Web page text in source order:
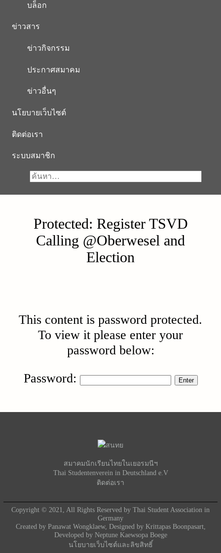
บล็อก
ข่าวสาร
ข่าวกิจกรรม
ประกาศสมาคม
ข่าวอื่นๆ
นโยบายเว็บไซต์
ติดต่อเรา
ระบบสมาชิก
Protected: Register TSVD
Calling @Oberwesel and
Election
This content is password protected.
To view it please enter your
password below:
Password:
สมาคมนักเรียนไทยในเยอรมนีฯ
Thai Studentenverein in Deutschland e.V
ติดต่อเรา
Copyright © 2021, All Rights Reserved by Thai Student Association in
Germany
Created by Panawat Wongklaew, Designed by Krittapas Boonpasart,
Developed by Neptune Kaewsopa Boege
นโยบายเว็บไซต์และลิขสิทธิ์